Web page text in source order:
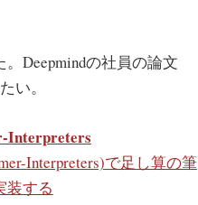
Deepmindの社員の論文
い。
Interpreters
Interpreters)で足し算の筆
装する